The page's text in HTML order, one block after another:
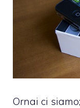
Ornai ci